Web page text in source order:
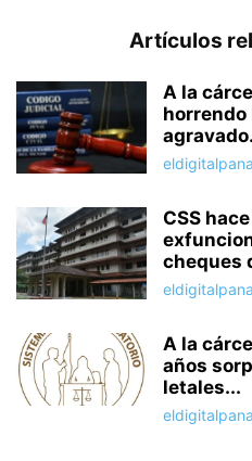
Artículos
A la
horrendo
CSS
cheques
A la
años
letales...